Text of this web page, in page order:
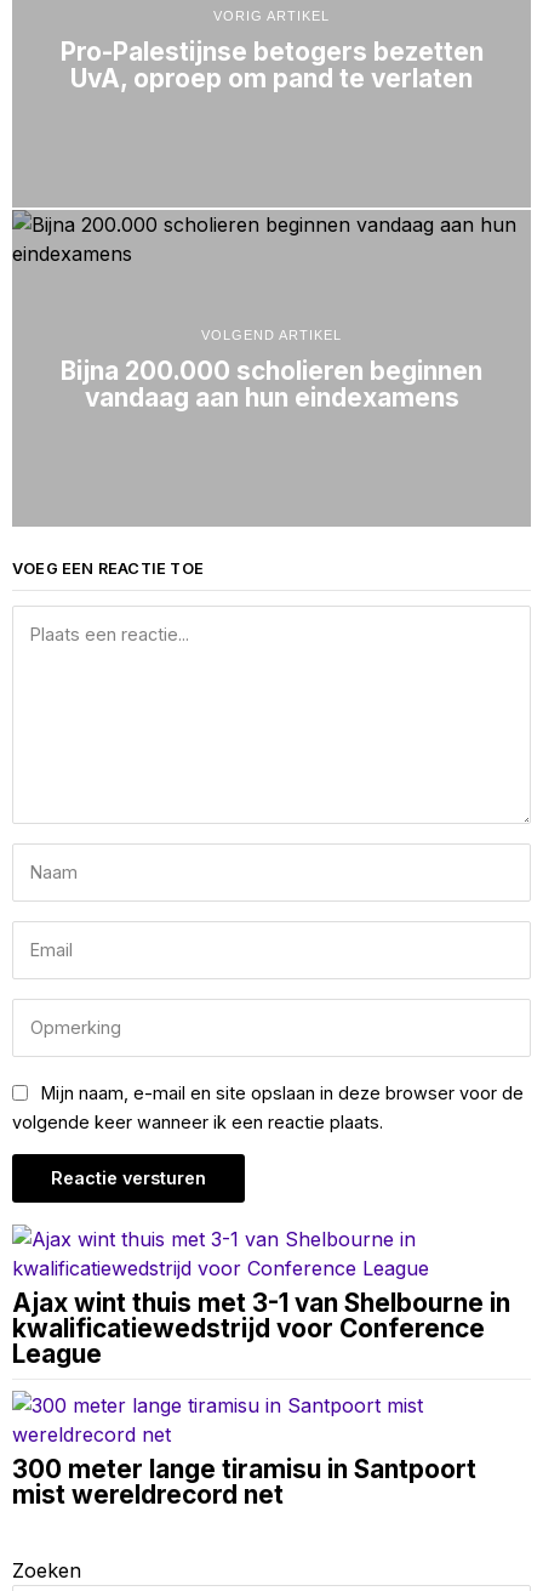
VORIG ARTIKEL
Pro-Palestijnse betogers bezetten
UvA, oproep om pand te verlaten
VOLGEND ARTIKEL
Bijna 200.000 scholieren beginnen
vandaag aan hun eindexamens
VOEG EEN REACTIE TOE
Mijn naam, e-mail en site opslaan in deze browser voor de
volgende keer wanneer ik een reactie plaats.
Ajax wint thuis met 3-1 van Shelbourne in
kwalificatiewedstrijd voor Conference
League
300 meter lange tiramisu in Santpoort
mist wereldrecord net
Zoeken